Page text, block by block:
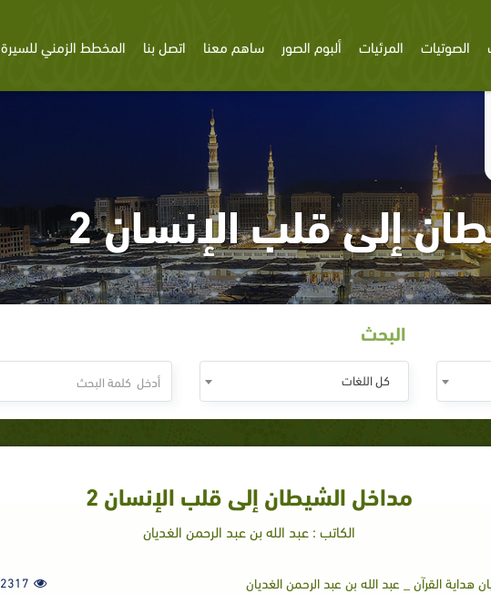
الصوتيات المرئيات ألبوم الصور ساهم معنا اتصل بنا المخطط الزمني للسيرة
إلى قلب الإنسان 2
البحث
كل اللغات
مداخل الشيطان إلى قلب الإنسان 2
الكاتب : عبد الله بن عبد الرحمن الغديان
القرآن _ عبد الله بن عبد الرحمن الغديان 2317